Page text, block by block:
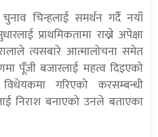
चिन्हलाई समर्थन गर्दै नयाँ
प्राथमिकतामा राख्ने अपेक्षा
त्यसबारे आत्मालोचना समेत
पूँजी बजारलाई महत्व दिइएको
गरिएको करसम्बन्धी
निराश बनाएको उनले बताएका